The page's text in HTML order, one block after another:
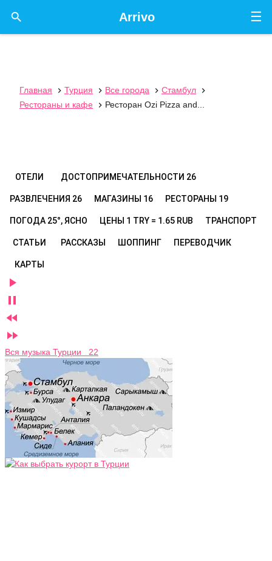
☰
Arrivo

Главная  Турция  Все города  Стамбул

Рестораны и кафе
 Ресторан Ozi Pizza and...
ОТЕЛИ ДОСТОПРИМЕЧАТЕЛЬНОСТИ 26
РАЗВЛЕЧЕНИЯ 26 МАГАЗИНЫ 16 РЕСТОРАНЫ 19
ПОГОДА 25°, ЯСНО ЦЕНЫ 1 TRY = 1.65 RUB ТРАНСПОРТ
СТАТЬИ РАССКАЗЫ ШОППИНГ ПЕРЕВОДЧИК
КАРТЫ




Вся музыка Турции 22